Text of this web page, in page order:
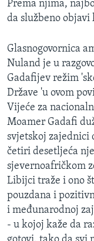
Prema njima,
da službeno objavi
Glasnogovornica
Nuland je u
Gadafijev režim
Države 'u ovom
Vijeće za
Moamer Gadafi
svjetskoj zajednici
četiri desetljeća
sjevernoafričkom
Libijci traže i ono
pouzdana i
i međunarodnoj
- u kojoj kaže da